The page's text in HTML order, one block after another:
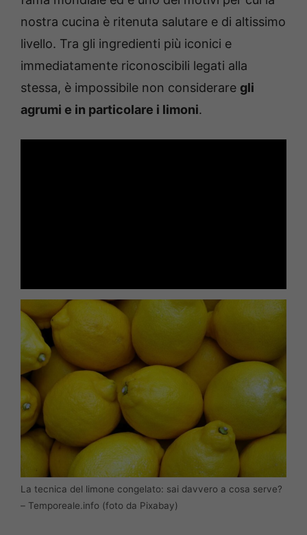
nostra cucina è ritenuta salutare e di altissimo
livello. Tra gli ingredienti più iconici e
immediatamente riconoscibili legati alla
stessa, è impossibile non considerare gli
agrumi e in particolare i limoni.
La tecnica del limone congelato: sai davvero a cosa serve?
– Temporeale.info (foto da Pixabay)